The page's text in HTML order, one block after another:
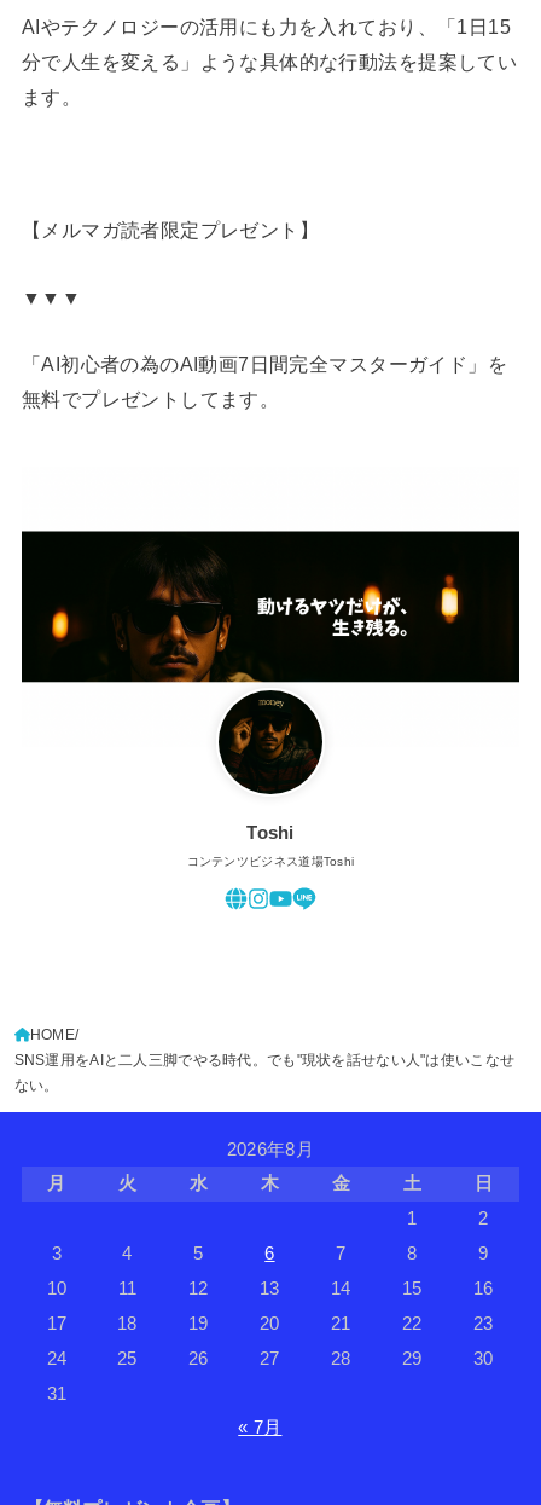
AIやテクノロジーの活用にも力を入れており、「1日15
分で人生を変える」ような具体的な行動法を提案してい
ます。
【メルマガ読者限定プレゼント】
▼▼▼
「AI初心者の為のAI動画7日間完全マスターガイド」を
無料でプレゼントしてます。
Toshi
コンテンツビジネス道場Toshi
HOME
SNS運用をAIと二人三脚でやる時代。でも"現状を話せない人"は使いこなせ
ない。
2026年8月
月
火 水 木 金 土
日
1
2
3
4 5 6 7 8
9
10
11 12 13 14 15
16
17
18 19 20 21 22
23
24
25 26 27 28 29
30
31
« 7月